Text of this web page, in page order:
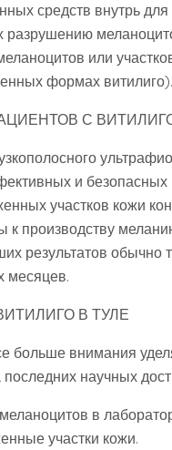
средств внутрь
разрушению
или
формах витилиго).
С
и безопасных
участков кожи
к производству
результатов обычно
месяцев.
В ТУЛЕ
больше внимания
научных
в
участки кожи.